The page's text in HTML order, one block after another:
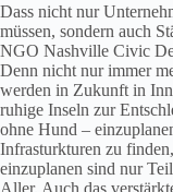
Dass nicht nur
müssen, sondern auch
NGO Nashville Civic
Denn nicht nur immer
werden in Zukunft in
ruhige Inseln zur
ohne Hund –
Infrasturkturen zu
einzuplanen sind nur
Aller. Auch das